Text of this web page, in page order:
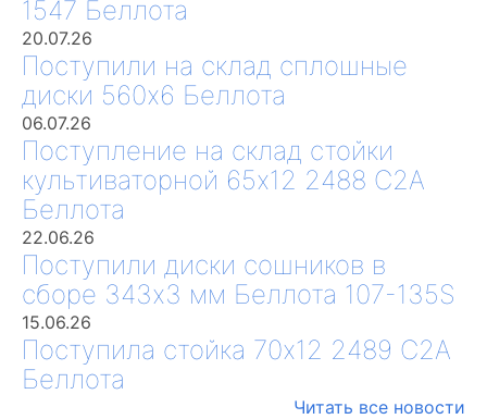
1547 Беллота
20.07.26
Поступили на склад сплошные
диски 560х6 Беллота
06.07.26
Поступление на склад стойки
культиваторной 65х12 2488 С2А
Беллота
22.06.26
Поступили диски сошников в
сборе 343х3 мм Беллота 107-135S
15.06.26
Поступила стойка 70х12 2489 С2А
Беллота
Читать все новости